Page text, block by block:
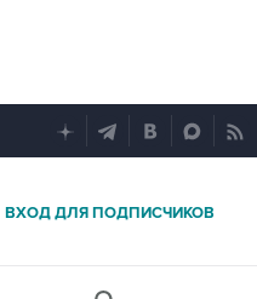
ВХОД ДЛЯ ПОДПИСЧИКОВ